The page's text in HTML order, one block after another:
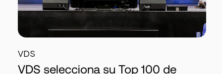
VDS
VDS selecciona su Top 100 de